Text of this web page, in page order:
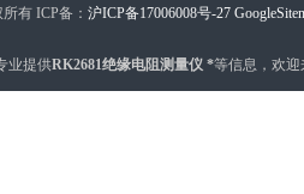
有 ICP备： 沪ICP备17006008号-27
业提供RK2681绝缘电阻测量仪 *等信息，欢迎